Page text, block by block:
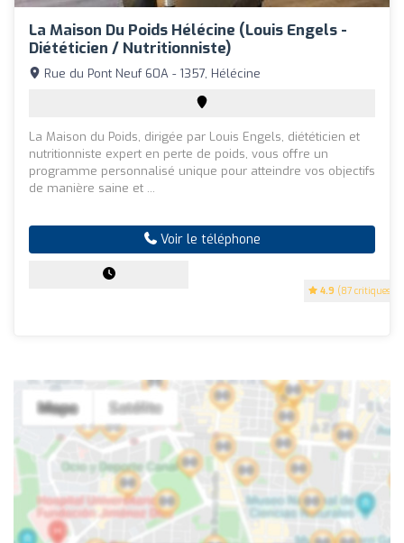
La Maison Du Poids Hélécine (Louis Engels -
Diététicien / Nutritionniste)
4.9 (87 critiques)
Rue du Pont Neuf 60A - 1357, Hélécine
La Maison du Poids, dirigée par Louis Engels, diététicien et
nutritionniste expert en perte de poids, vous offre un
programme personnalisé unique pour atteindre vos objectifs
de manière saine et ...
Voir le téléphone